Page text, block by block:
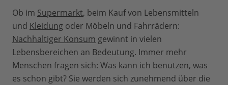
Ob im Supermarkt, beim Kauf von Lebensmitteln
und Kleidung oder Möbeln und Fahrrädern:
Nachhaltiger Konsum gewinnt in vielen
Lebensbereichen an Bedeutung. Immer mehr
Menschen fragen sich: Was kann ich benutzen, was
es schon gibt? Sie werden sich zunehmend über die